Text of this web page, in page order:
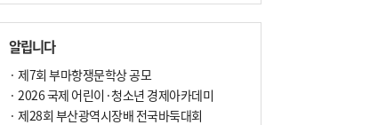
달구비·여우비…다양한 비 이름 外
6·25 세계에 알린 女 종군기자 外
박현주의 책 이야기[전체보기]
차세대 축구황제는? 월드컵 아는만큼 보여요
알립니다
· 제7회 부마항쟁문학상 공모
· 2026 국제 어린이·청소년 경제아카데미
· 제28회 부산광역시장배 전국바둑대회